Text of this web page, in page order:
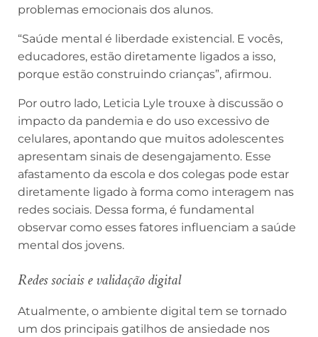
problemas emocionais dos alunos.
“Saúde mental é liberdade existencial. E vocês,
educadores, estão diretamente ligados a isso,
porque estão construindo crianças”, afirmou.
Por outro lado, Leticia Lyle trouxe à discussão o
impacto da pandemia e do uso excessivo de
celulares, apontando que muitos adolescentes
apresentam sinais de desengajamento. Esse
afastamento da escola e dos colegas pode estar
diretamente ligado à forma como interagem nas
redes sociais. Dessa forma, é fundamental
observar como esses fatores influenciam a saúde
mental dos jovens.
Redes sociais e validação digital
Atualmente, o ambiente digital tem se tornado
um dos principais gatilhos de ansiedade nos